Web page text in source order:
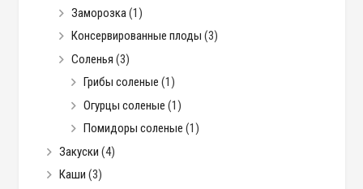
Заморозка(1)
Консервированные плоды (3)
Соленья (3)
Грибы соленые (1)
Огурцы соленые (1)
Помидоры соленые (1)
Закуски (4)
Каши (3)